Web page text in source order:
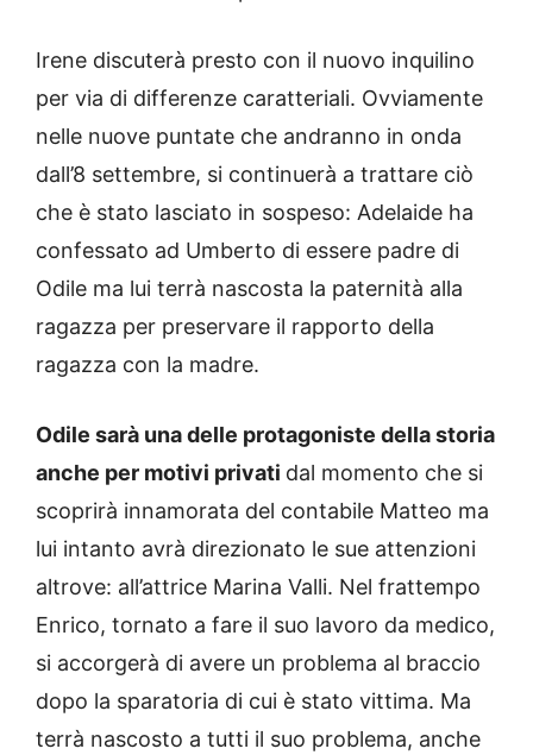
Irene discuterà presto con il nuovo inquilino
per via di differenze caratteriali. Ovviamente
nelle nuove puntate che andranno in onda
dall’8 settembre, si continuerà a trattare ciò
che è stato lasciato in sospeso: Adelaide ha
confessato ad Umberto di essere padre di
Odile ma lui terrà nascosta la paternità alla
ragazza per preservare il rapporto della
ragazza con la madre.
Odile sarà una delle protagoniste della storia
anche per motivi privati dal momento che si
scoprirà innamorata del contabile Matteo ma
lui intanto avrà direzionato le sue attenzioni
altrove: all’attrice Marina Valli. Nel frattempo
Enrico, tornato a fare il suo lavoro da medico,
si accorgerà di avere un problema al braccio
dopo la sparatoria di cui è stato vittima. Ma
terrà nascosto a tutti il suo problema, anche